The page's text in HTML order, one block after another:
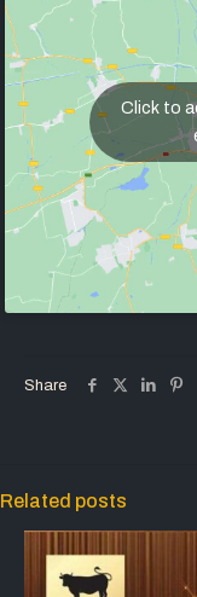
Click to
Share
Related posts